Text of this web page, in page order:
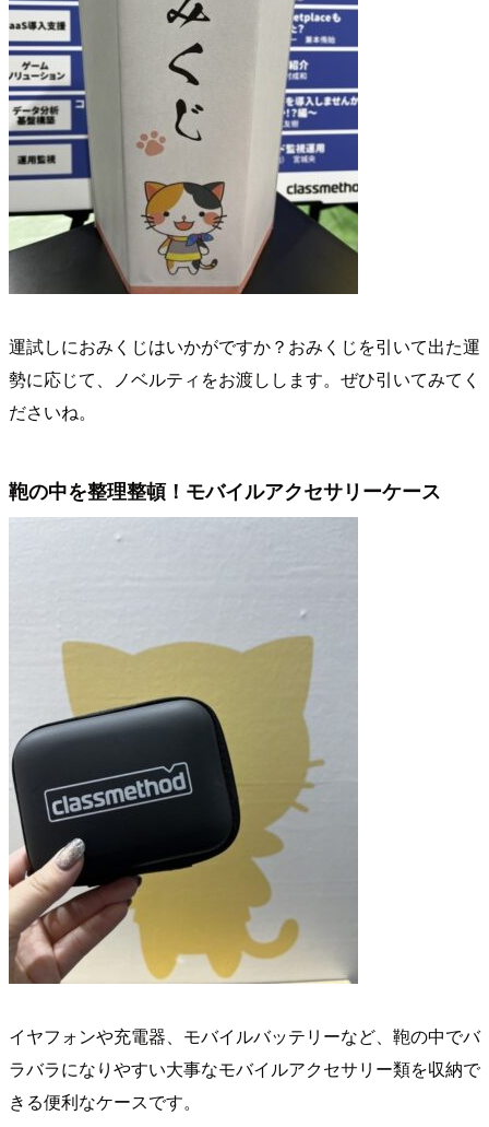
運試しにおみくじはいかがですか？おみくじを引いて出た運
勢に応じて、ノベルティをお渡しします。ぜひ引いてみてく
ださいね。
鞄の中を整理整頓！モバイルアクセサリーケース
イヤフォンや充電器、モバイルバッテリーなど、鞄の中でバ
ラバラになりやすい大事なモバイルアクセサリー類を収納で
きる便利なケースです。